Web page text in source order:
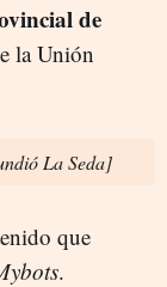
de
la Unión
La Seda]
que
.